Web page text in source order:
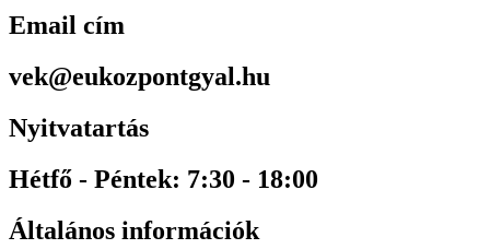
Email cím
vek@eukozpontgyal.hu
Nyitvatartás
Hétfő - Péntek: 7:30 - 18:00
Általános információk